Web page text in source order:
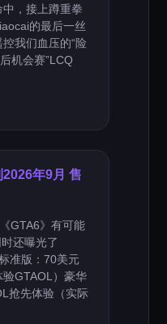
，接上蹲重拳
的最后一丝
我们血压的“险
机会赛”LCQ
年9月 售
GTA6》有可能
还曝光了
准版：70美元
验GTAOL）豪华
抢先体验（实际